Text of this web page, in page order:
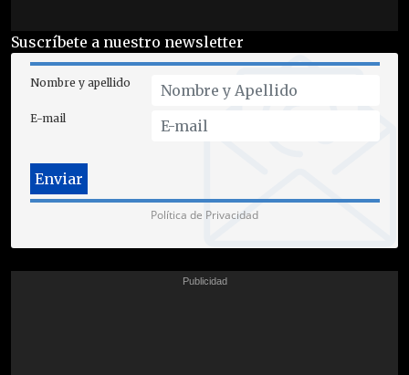
Suscríbete a nuestro newsletter
Nombre y apellido
E-mail
Política de Privacidad